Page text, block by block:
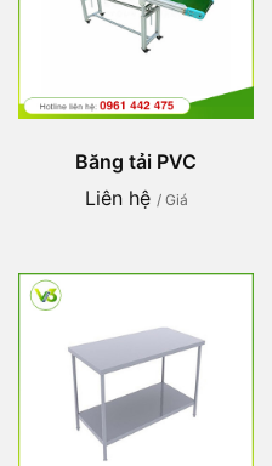
Băng tải PVC
Liên hệ / Giá